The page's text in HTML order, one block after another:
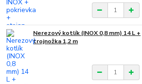
Nerezový kotlík (INOX 0,8 mm) 14 L +
trojnožka 1,2 m